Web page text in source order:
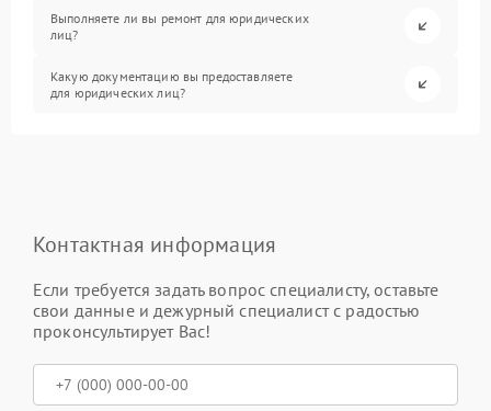
Выполняете ли вы ремонт для юридических
лиц?
Какую документацию вы предоставляете
для юридических лиц?
Контактная информация
Если требуется задать вопрос специалисту, оставьте
свои данные и дежурный специалист с радостью
проконсультирует Вас!